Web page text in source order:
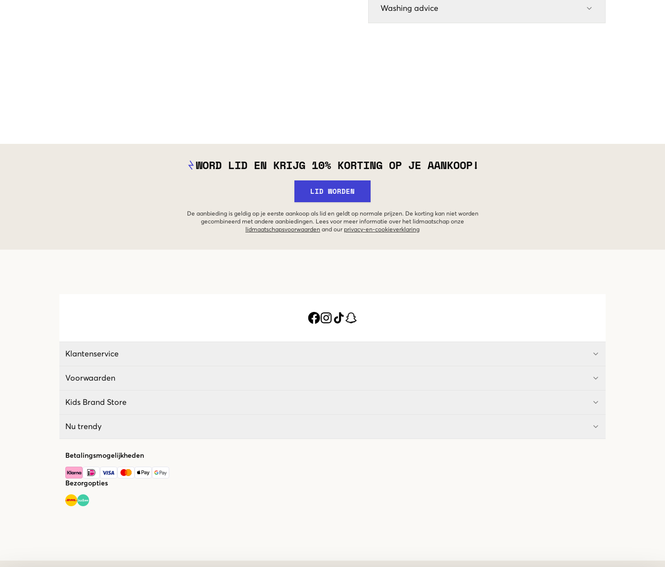
Washing advice
WORD LID EN KRIJG 10% KORTING OP JE AANKOOP!
LID WORDEN
De aanbieding is geldig op je eerste aankoop als lid en geldt op normale prijzen. De korting kan niet worden
gecombineerd met andere aanbiedingen. Lees voor meer informatie over het lidmaatschap onze
lidmaatschapsvoorwaarden and our privacy-en-cookieverklaring
Klantenservice
Voorwaarden
Kids Brand Store
Nu trendy
Betalingsmogelijkheden
Bezorgopties